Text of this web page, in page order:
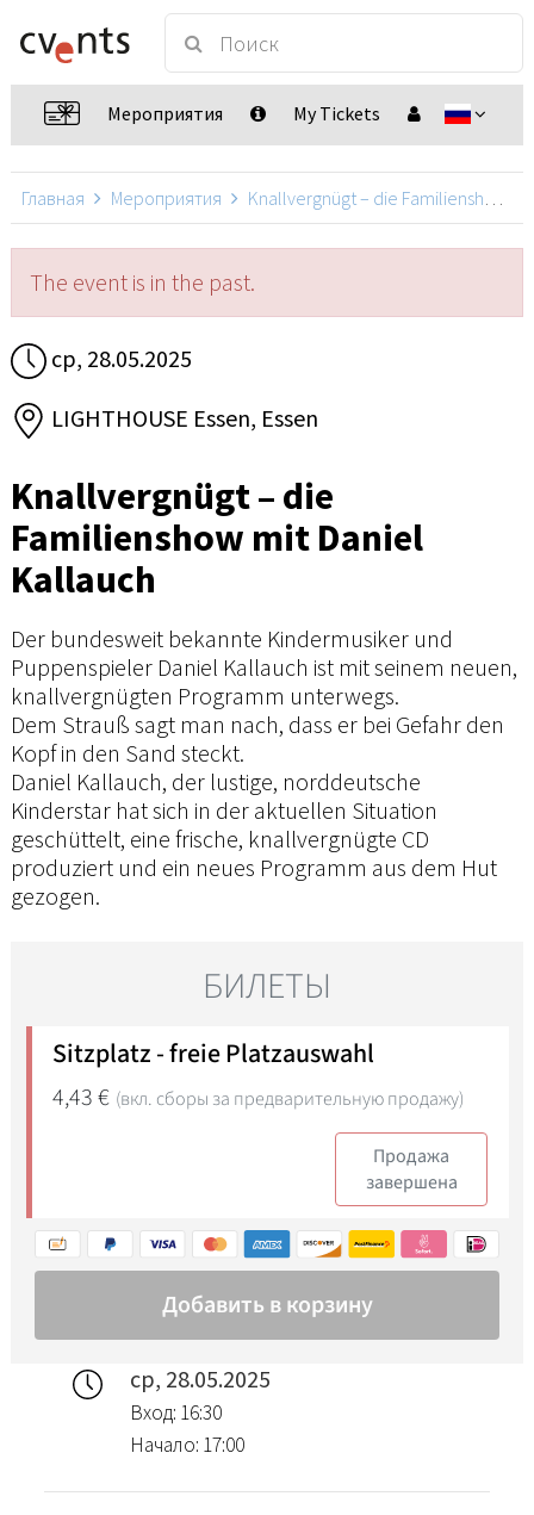
Мероприятия My Tickets
Главная Мероприятия Knallvergnügt – die Familienshow mit Daniel Kallauch
The event is in the past.
ср, 28.05.2025
LIGHTHOUSE Essen, Essen
Knallvergnügt – die
Familienshow mit Daniel
Kallauch
Der bundesweit bekannte Kindermusiker und
Puppenspieler Daniel Kallauch ist mit seinem neuen,
knallvergnügten Programm unterwegs.
Dem Strauß sagt man nach, dass er bei Gefahr den
Kopf in den Sand steckt.
Daniel Kallauch, der lustige, norddeutsche
Kinderstar hat sich in der aktuellen Situation
geschüttelt, eine frische, knallvergnügte CD
produziert und ein neues Programm aus dem Hut
gezogen.
ср, 28.05.2025
Вход: 16:30
Начало: 17:00